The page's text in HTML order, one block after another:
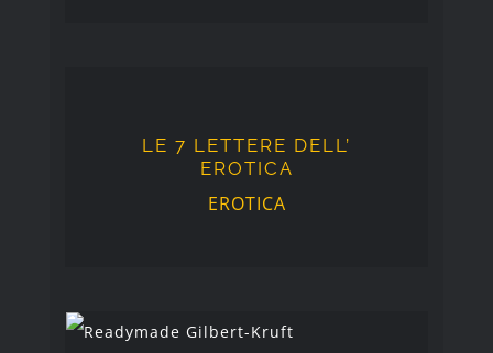
LE 7 LETTERE DELL’
EROTICA
EROTICA
OPERE GIOVANILI